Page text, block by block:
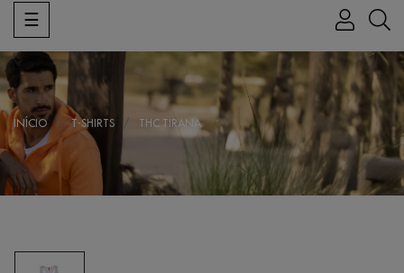
Toggle
navigation
☰
INÍCIO T-SHIRTS THC TIRANA